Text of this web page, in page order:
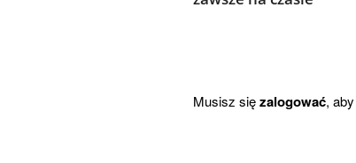
Musisz sięzalogować,